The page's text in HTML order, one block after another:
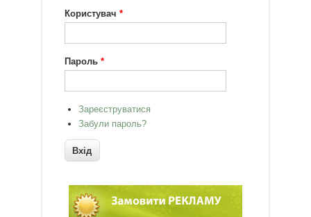
Користувач*
Пароль*
Зареєструватися
Забули пароль?